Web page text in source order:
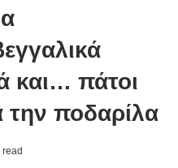
και… πάτοι
την ποδαρίλα
read